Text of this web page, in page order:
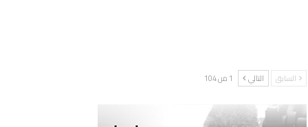
السابق التالي 1 من 104